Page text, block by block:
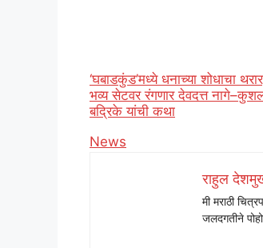
‘घबाडकुंड’मध्ये धनाच्या शोधाचा
भव्य सेटवर रंगणार देवदत्त
बद्रिके यांची कथा
In relation to
News
राहुल
मी मराठी
जलदगतीने